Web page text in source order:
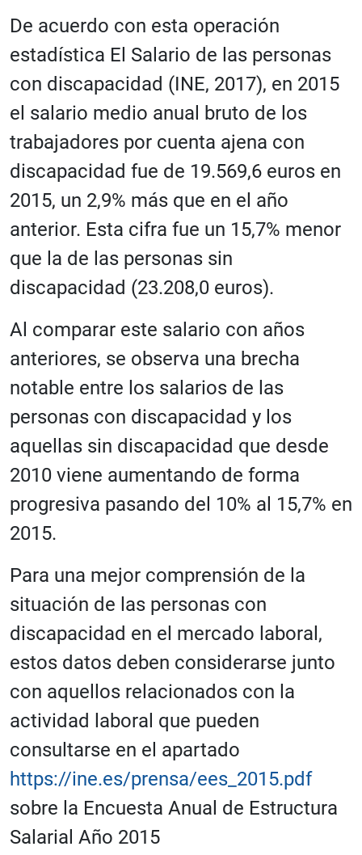
De acuerdo con esta operación
estadística El Salario de las personas
con discapacidad (INE, 2017), en 2015
el salario medio anual bruto de los
trabajadores por cuenta ajena con
discapacidad fue de 19.569,6 euros en
2015, un 2,9% más que en el año
anterior. Esta cifra fue un 15,7% menor
que la de las personas sin
discapacidad (23.208,0 euros).
Al comparar este salario con años
anteriores, se observa una brecha
notable entre los salarios de las
personas con discapacidad y los
aquellas sin discapacidad que desde
2010 viene aumentando de forma
progresiva pasando del 10% al 15,7% en
2015.
Para una mejor comprensión de la
situación de las personas con
discapacidad en el mercado laboral,
estos datos deben considerarse junto
con aquellos relacionados con la
actividad laboral que pueden
consultarse en el apartado
https://ine.es/prensa/ees_2015.pdf
sobre la Encuesta Anual de Estructura
Salarial Año 2015